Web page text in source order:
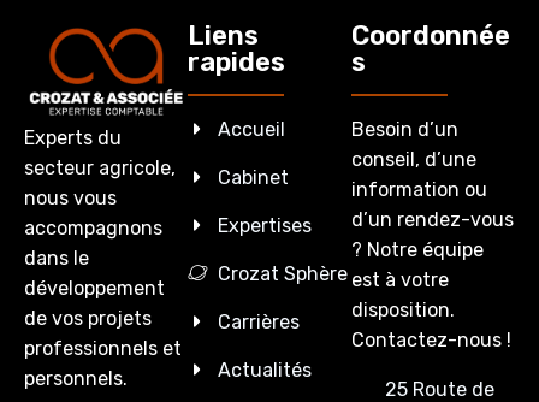
Experts du
secteur agricole,
nous vous
accompagnons
dans le
développement
de vos projets
professionnels et
personnels.
Liens
rapides
Accueil
Cabinet
Expertises
Crozat Sphère
Carrières
Actualités
Coordonnée
s
Besoin d’un
conseil, d’une
information ou
d’un rendez-vous
? Notre équipe
est à votre
disposition.
Contactez-nous !
25 Route de